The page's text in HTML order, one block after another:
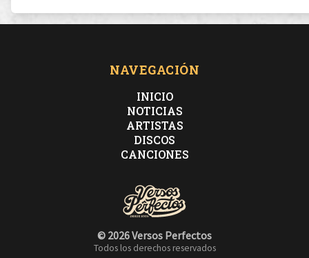
Hey! Hey! No os acerquéis! Ni lo penséis! Sabéis pa
el once veces campeón del cinturón de mero-mero
NAVEGACIÓN
INICIO
NOTICIAS
ARTISTAS
DISCOS
CANCIONES
© 2026 Versos Perfectos
Todos los derechos reservados